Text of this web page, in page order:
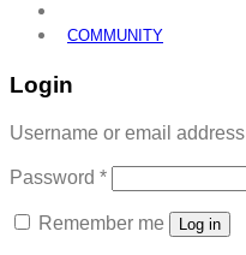
COMMUNITY
Login
Username or email address
Password *Required
Remember me Log in